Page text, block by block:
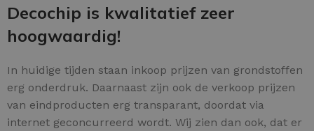
Decochip is kwalitatief zeer
hoogwaardig!
In huidige tijden staan inkoop prijzen van grondstoffen
erg onderdruk. Daarnaast zijn ook de verkoop prijzen
van eindproducten erg transparant, doordat via
internet geconcurreerd wordt. Wij zien dan ook, dat er